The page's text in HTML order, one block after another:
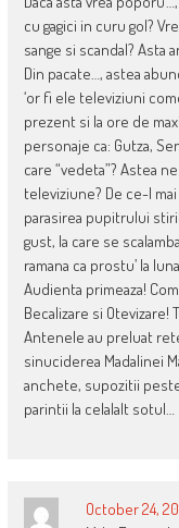
cu gagici in curu gol?
sange si scandal? Asta
Din pacate…, astea
‘or fi ele televiziuni
prezent si la ore de
personaje ca: Gutza,
care “vedeta”? Astea
televiziune? De ce-l
parasirea pupitrului
gust, la care se
ramana ca prostu’ la
Audienta primeaza!
Becalizare si Otevizare!
Antenele au preluat
sinuciderea Madalinei
anchete, supozitii
parintii la celalalt sotul…
October 24,